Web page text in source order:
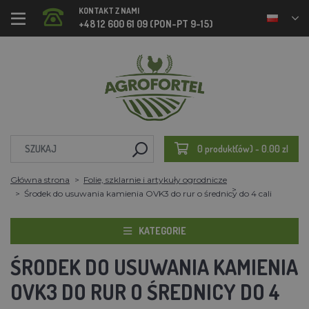
KONTAKT Z NAMI
+48 12 600 61 09 (PON-PT 9-15)
0 produkt(ów) - 0.00 zl
Główna strona
Folie, szklarnie i artykuły ogrodnicze
Środek do usuwania kamienia OVK3 do rur o średnicy do 4 cali
KATEGORIE
ŚRODEK DO USUWANIA KAMIENIA
OVK3 DO RUR O ŚREDNICY DO 4